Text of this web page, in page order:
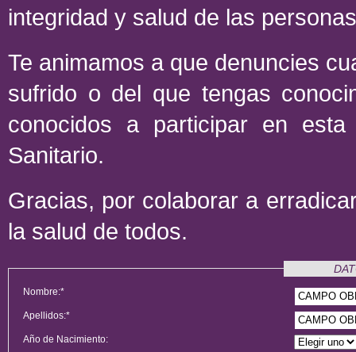
integridad y salud de las
Te animamos a que denuncies
sufrido o del que tengas
conocidos a participar en
Sanitario.
Gracias, por colaborar a
la salud de todos.
Nombre:*
Apellidos:*
Año de Nacimiento: